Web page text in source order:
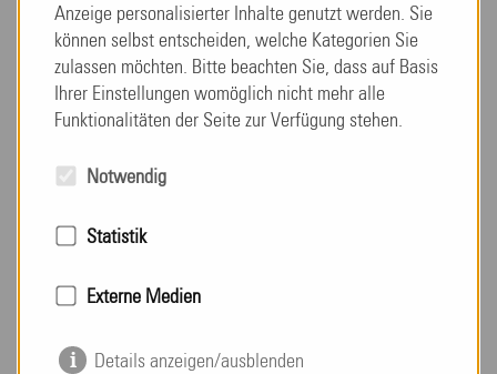
weiterlesen
Anzeige personalisierter Inhalte genutzt werden. Sie
können selbst entscheiden, welche Kategorien Sie
zulassen möchten. Bitte beachten Sie, dass auf Basis
Ihrer Einstellungen womöglich nicht mehr alle
Funktionalitäten der Seite zur Verfügung stehen.
Notwendig
Statistik
Externe Medien
Details anzeigen/ausblenden